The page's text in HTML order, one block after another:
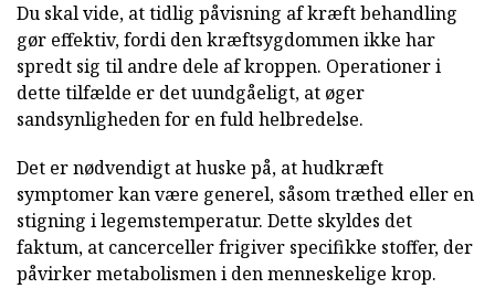
Du skal vide, at tidlig påvisning af kræft behandling
gør effektiv, fordi den kræftsygdommen ikke har
spredt sig til andre dele af kroppen. Operationer i
dette tilfælde er det uundgåeligt, at øger
sandsynligheden for en fuld helbredelse.
Det er nødvendigt at huske på, at hudkræft
symptomer kan være generel, såsom træthed eller en
stigning i legemstemperatur. Dette skyldes det
faktum, at cancerceller frigiver specifikke stoffer, der
påvirker metabolismen i den menneskelige krop.